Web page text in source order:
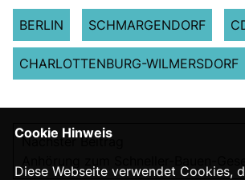
BERLIN SCHMARGENDORF
CHARLOTTENBURG-WILMERSDORF
Nächster Beitrag
Cookie Hinweis
Diese Webseite verwendet Cookies,